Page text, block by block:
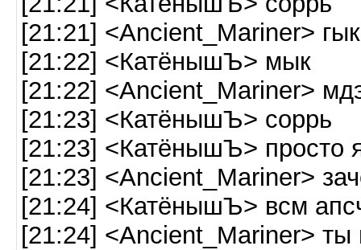
[21:21] <Ancient_Mariner>
[21:22] <КатёнышЪ> мык
[21:22] <Ancient_Mariner>
[21:23] <КатёнышЪ> соррь
[21:23] <КатёнышЪ>
[21:23] <Ancient_Mariner>
[21:24] <КатёнышЪ> всм
[21:24] <Ancient_Mariner> ты